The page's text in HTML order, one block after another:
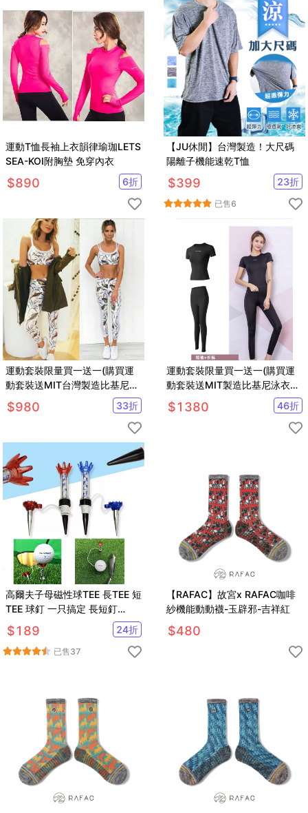
運動T恤長袖上衣韻律瑜珈LETS
SEA-KOI附胸墊 免穿內衣
$890 6折
【JU休閒】台灣製造！大尺碼
陽離子機能速乾T恤
$399 23折
已售6
運動套裝限量買一送一(購買運
動套裝送MIT台灣製造比基尼泳
衣)
$980 33折
運動套裝限量買一送一(購買運
動套裝送MIT製造比基尼泳衣一
套
$1380 46折
高爾夫子母磁性球TEE 長TEE 短
TEE 球釘 一只搞定 長短釘
【GF02001】
$189 24折
已售37
【RAFAC】故宮x RAFAC咖啡
紗機能動動襪-玉辟邪-吉祥紅
$480